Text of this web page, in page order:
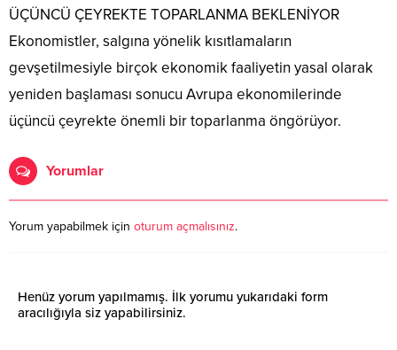
ÜÇÜNCÜ ÇEYREKTE TOPARLANMA BEKLENİYOR
Ekonomistler, salgına yönelik kısıtlamaların
gevşetilmesiyle birçok ekonomik faaliyetin yasal olarak
yeniden başlaması sonucu Avrupa ekonomilerinde
üçüncü çeyrekte önemli bir toparlanma öngörüyor.
Yorumlar
Yorum yapabilmek için oturum açmalısınız.
Henüz yorum yapılmamış. İlk yorumu yukarıdaki form
aracılığıyla siz yapabilirsiniz.